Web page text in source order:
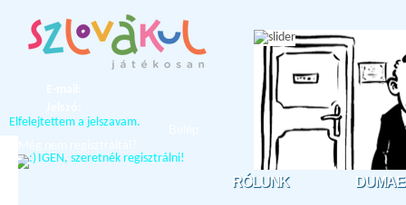
Elfelejtettem a jelszavam.
IGEN, szeretnék regisztrálni!
RÓLUNK